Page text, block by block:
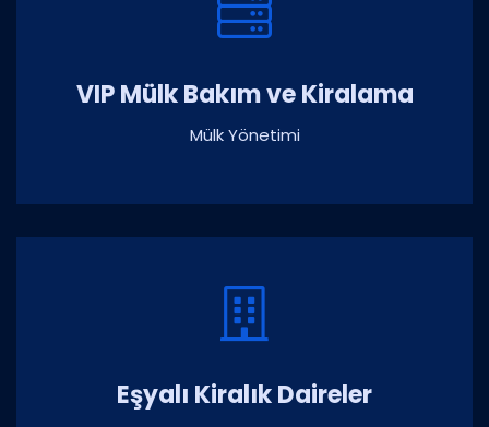
VIP Mülk Bakım ve Kiralama
Mülk Yönetimi
Eşyalı Kiralık Daireler